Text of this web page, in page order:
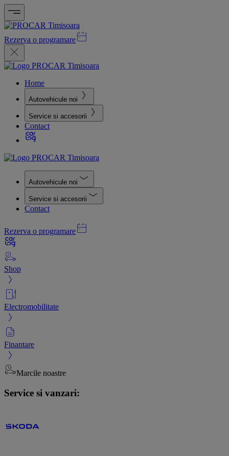
Rezerva o programare
Home
Autovehicule noi
Service si accesorii
Contact
Autovehicule noi
Service si accesorii
Contact
Rezerva o programare
Shop
Electromobilitate
Finantare
Marcile noastre
Service si vanzari: